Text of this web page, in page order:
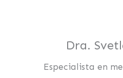
Dra.
Especialista en